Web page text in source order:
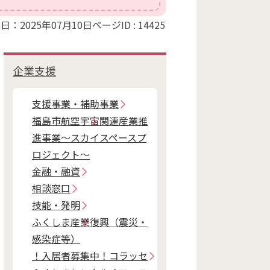
：2025年07月10日ページID : 14425
企業支援
支援事業・補助事業
福島市航空宇宙関連産業推
進事業～スカイスペースプ
ロジェクト～
金融・融資
相談窓口
技能・発明
ふくしま産業復興（震災・
感染症等）
！入居者募集中！コラッセ